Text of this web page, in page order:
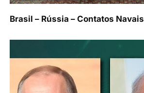
Brasil – Rússia – Contatos Navais